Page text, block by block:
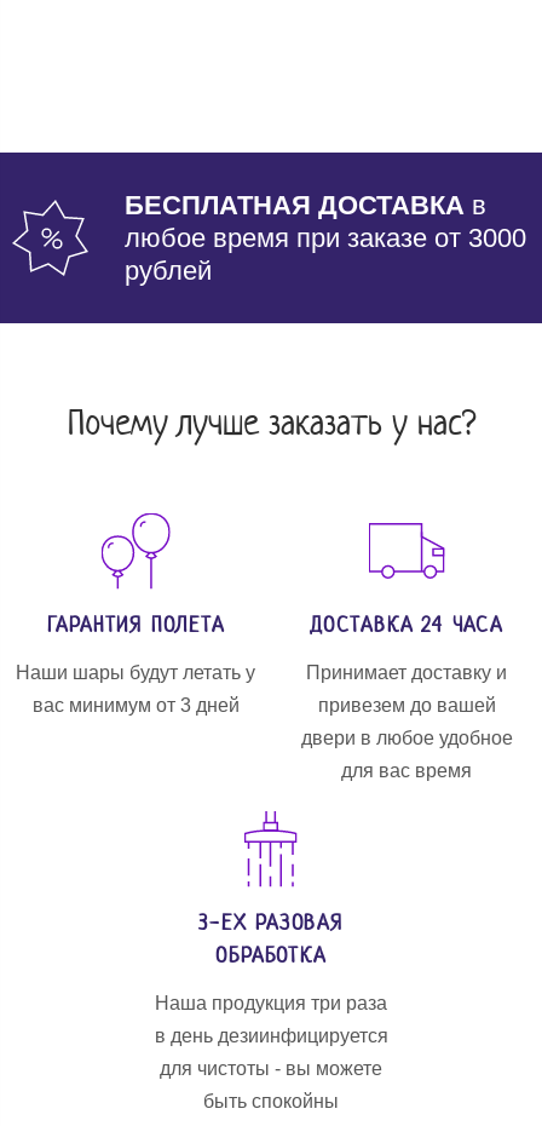
БЕСПЛАТНАЯ ДОСТАВКА в
любое время при заказе от 3000
рублей
Почему лучше заказать у нас?
ГАРАНТИЯ ПОЛЕТА
Наши шары будут летать у
вас минимум от 3 дней
ДОСТАВКА 24 ЧАСА
Принимает доставку и
привезем до вашей
двери в любое удобное
для вас время
3-ЕХ РАЗОВАЯ
ОБРАБОТКА
Наша продукция три раза
в день дезиинфицируется
для чистоты - вы можете
быть спокойны